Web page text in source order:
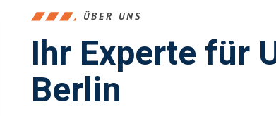
ÜBER UNS
Ihr Experte für
Berlin